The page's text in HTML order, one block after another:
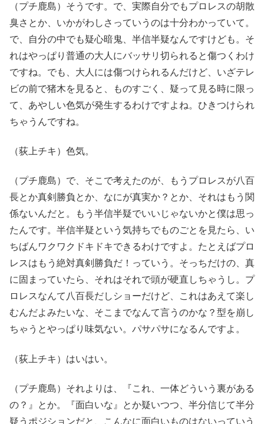
（プチ鹿島）そうです。で、実際自分でもプロレスの胡散
臭さとか、いかがわしさっていうのは十分わかっていて。
で、自分の中でも疑心暗鬼、半信半疑なんですけども。そ
れはやっぱり普通の大人にバッサリ切られると傷つくわけ
ですね。でも、大人には傷つけられるんだけど、いざテレ
ビの前で猪木を見ると、ものすごく、疑って見る時に限っ
て、あやしい色気が発生するわけですよね。ひきつけられ
ちゃうんですね。
（荻上チキ）色気。
（プチ鹿島）で、そこで考えたのが、もうプロレスが八百
長とか真剣勝負とか、なにが真実か？とか、それはもう関
係ないんだと。もう半信半疑でいいじゃないかと僕は思っ
たんです。半信半疑という気持ちでものごとを見たら、い
ちばんワクワクドキドキできるわけですよ。たとえばプロ
レスはもう絶対真剣勝負だ！っていう。そっちだけの、真
に固まっていたら、それはそれで頭が硬直しちゃうし。プ
ロレスなんて八百長だしショーだけど、これはあえて楽し
むんだよみたいな、そこまでなんて言うのかな？型を崩し
ちゃうとやっぱり味気ない。パサパサになるんですよ。
（荻上チキ）はいはい。
（プチ鹿島）それよりは、『これ、一体どういう裏がある
の？』とか。『面白いな』とか疑いつつ、半分信じて半分
疑うポジションだと、こんなに面白いものはないっていう